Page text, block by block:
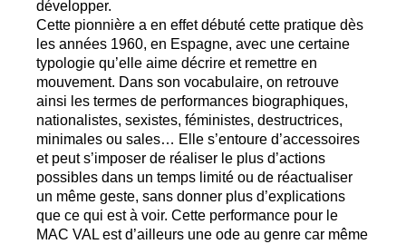
développer.
Cette pionnière a en effet débuté cette pratique dès
les années 1960, en Espagne, avec une certaine
typologie qu’elle aime décrire et remettre en
mouvement. Dans son vocabulaire, on retrouve
ainsi les termes de performances biographiques,
nationalistes, sexistes, féministes, destructrices,
minimales ou sales… Elle s’entoure d’accessoires
et peut s’imposer de réaliser le plus d’actions
possibles dans un temps limité ou de réactualiser
un même geste, sans donner plus d’explications
que ce qui est à voir. Cette performance pour le
MAC VAL est d’ailleurs une ode au genre car même